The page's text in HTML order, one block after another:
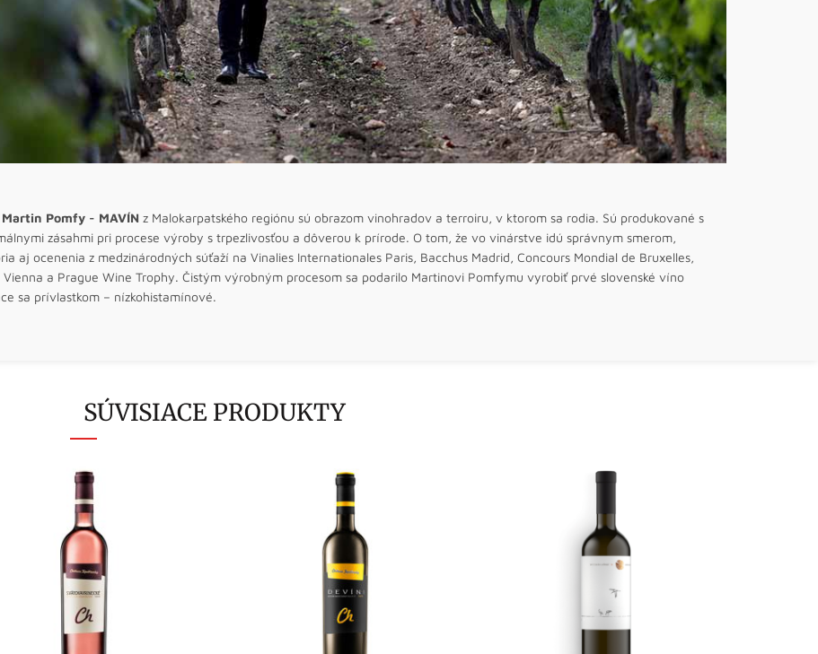
Martin Pomfy - MAVÍN z Malokarpatského regiónu sú obrazom vinohradov a terroiru, v ktorom sa rodia. Sú produkované s
zásahmi pri procese výroby s trpezlivosťou a dôverou k prírode. O tom, že vo vinárstve idú správnym smerom,
aj ocenenia z medzinárodných súťaží na Vinalies Internationales Paris, Bacchus Madrid, Concours Mondial de Bruxelles,
Vienna a Prague Wine Trophy. Čistým výrobným procesom sa podarilo Martinovi Pomfymu vyrobiť prvé slovenské víno
sa prívlastkom – nízkohistamínové.
SÚVISIACE PRODUKTY